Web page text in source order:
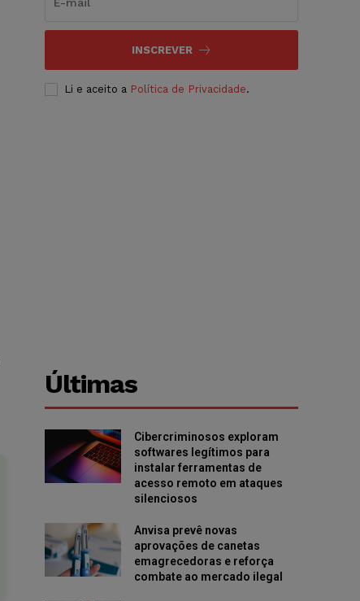
INSCREVER
Li e aceito a Política de Privacidade.
Últimas
Cibercriminosos exploram
softwares legítimos para
instalar ferramentas de
acesso remoto em ataques
silenciosos
Anvisa prevê novas
aprovações de canetas
emagrecedoras e reforça
combate ao mercado ilegal